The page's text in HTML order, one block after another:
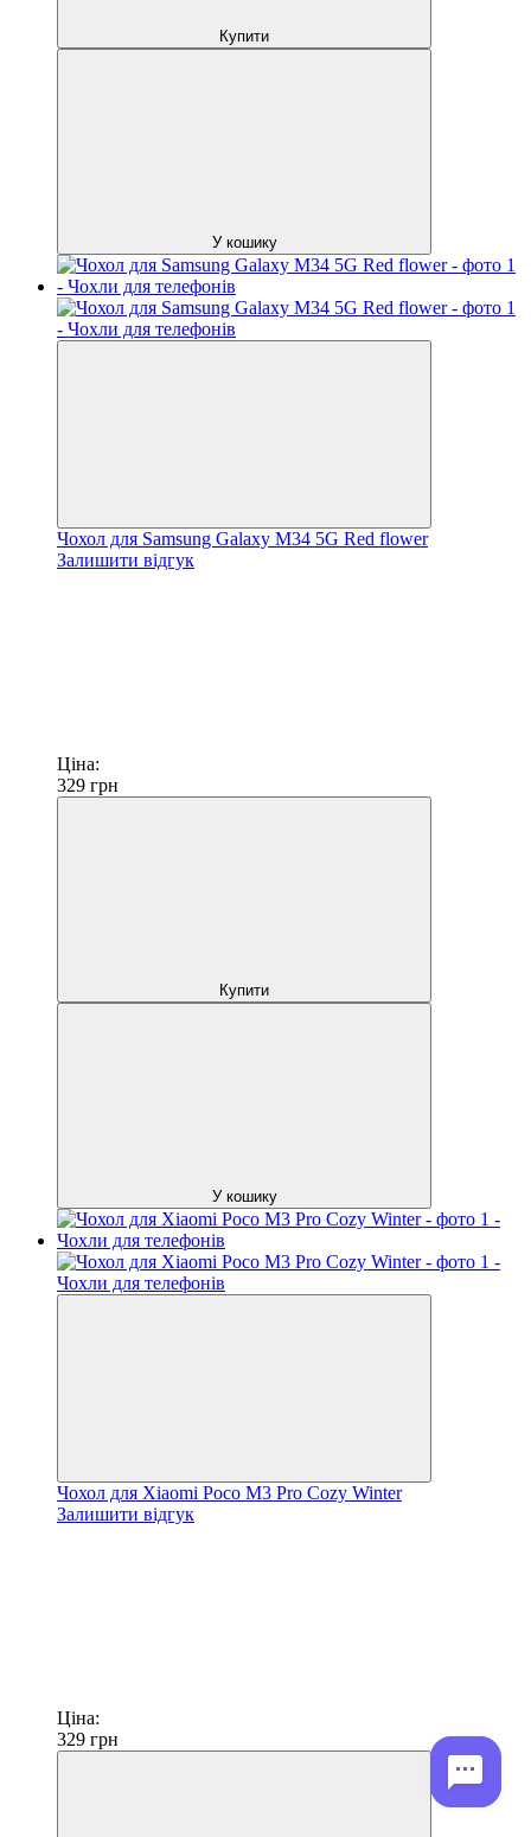
Купити
У кошику
Чохол для Samsung Galaxy M34 5G Red flower
Залишити відгук
Ціна:
329 грн
Купити
У кошику
Чохол для Xiaomi Poco M3 Pro Cozy Winter
Залишити відгук
Ціна:
329 грн